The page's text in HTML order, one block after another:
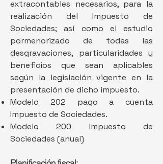
extracontables necesarios, para la
realización del Impuesto de
Sociedades; así como el estudio
pormenorizado de todas las
desgravaciones, particularidades y
beneficios que sean aplicables
según la legislación vigente en la
presentación de dicho impuesto.
Modelo 202 pago a cuenta
Impuesto de Sociedades.
Modelo 200 Impuesto de
Sociedades (anual)